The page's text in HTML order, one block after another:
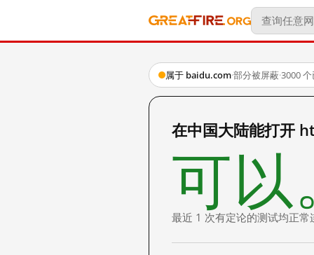
属于 baidu.com·部分被屏蔽·3000
在中国大陆能打开
可以
最近 1 次有定论的测试均正常